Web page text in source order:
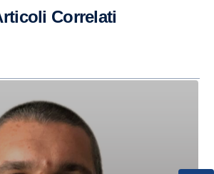
Articoli Correlati